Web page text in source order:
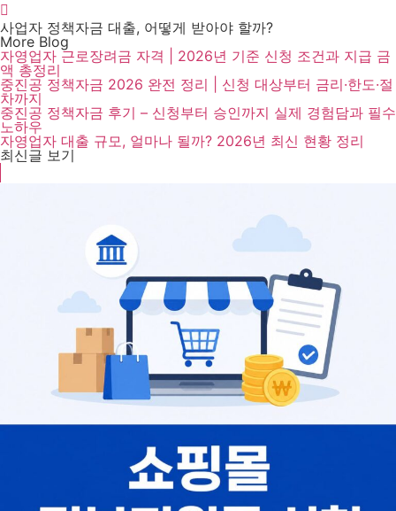
사업자 정책자금 대출, 어떻게 받아야 할까?
More Blog
자영업자 근로장려금 자격 | 2026년 기준 신청 조건과 지급 금
액 총정리
중진공 정책자금 2026 완전 정리 | 신청 대상부터 금리·한도·절
차까지
중진공 정책자금 후기 – 신청부터 승인까지 실제 경험담과 필수
노하우
자영업자 대출 규모, 얼마나 될까? 2026년 최신 현황 정리
최신글 보기